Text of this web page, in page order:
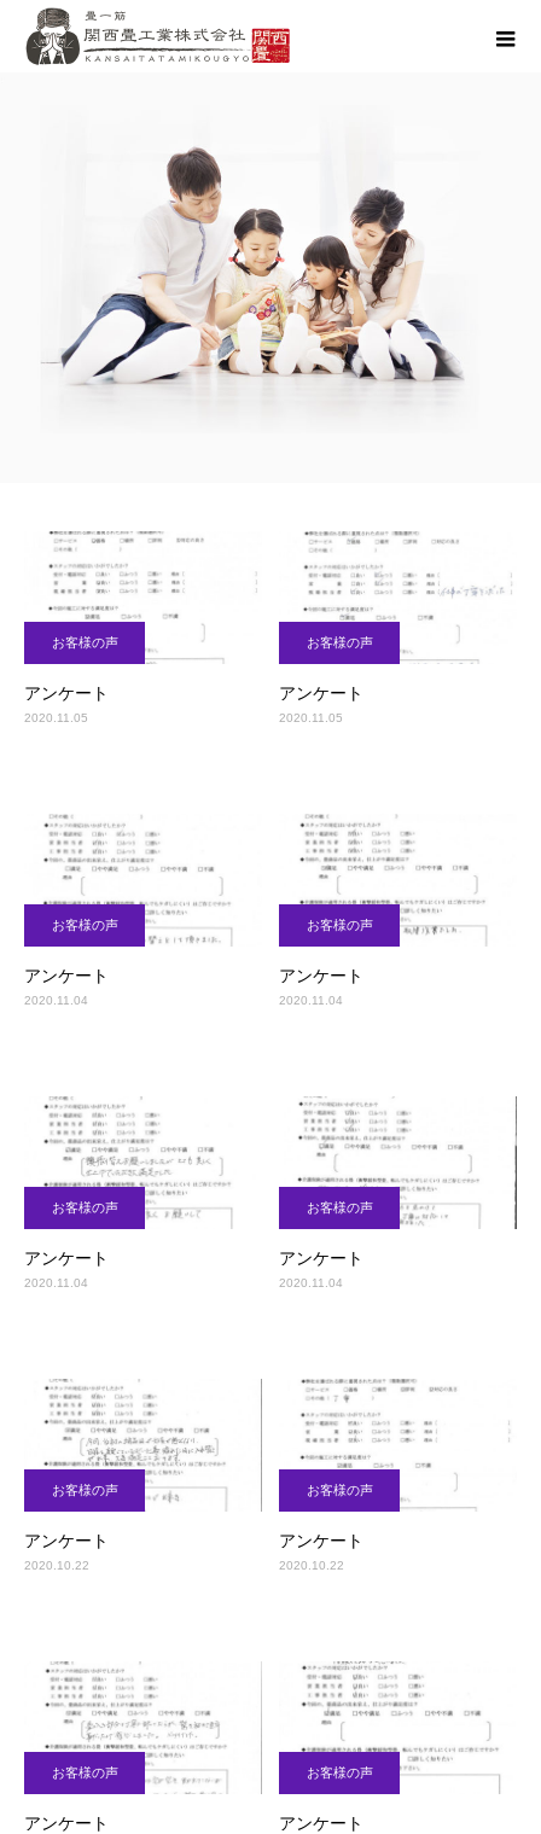
お客様の声
アンケート
2020.11.05
お客様の声
アンケート
2020.11.05
お客様の声
アンケート
2020.11.04
お客様の声
アンケート
2020.11.04
お客様の声
アンケート
2020.11.04
お客様の声
アンケート
2020.11.04
お客様の声
アンケート
2020.10.22
お客様の声
アンケート
2020.10.22
お客様の声
アンケート
お客様の声
アンケート